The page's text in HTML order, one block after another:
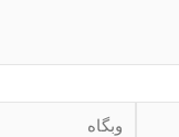
وبگاه